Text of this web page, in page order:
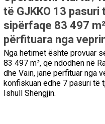
të GJKKO 13
sipërfaqe 83 497
përfituara nga
Nga hetimet është provuar
83 497 m², që ndodhen në
dhe Vain, janë përfituar nga
konfiskuan edhe 7 pasuri të
Ishull Shëngjin.